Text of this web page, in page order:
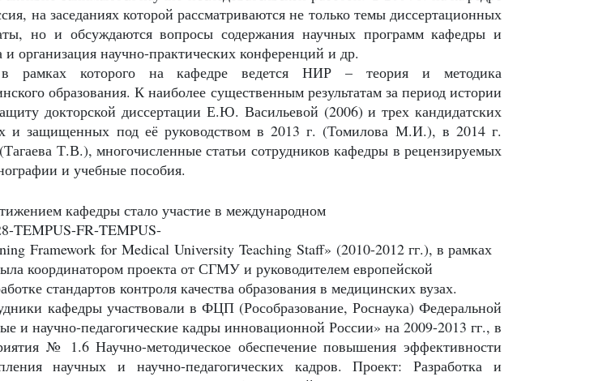
на заседаниях которой рассматриваются не только темы диссертационных
но и обсуждаются вопросы содержания научных программ кафедры и
и организация научно-практических конференций и др.
в рамках которого на кафедре ведется НИР – теория и методика
образования. К наиболее существенным результатам за период истории
докторской диссертации Е.Ю. Васильевой (2006) и трех кандидатских
и защищенных под её руководством в 2013 г. (Томилова М.И.), в 2014 г.
Т.В.), многочисленные статьи сотрудников кафедры в рецензируемых
и учебные пособия.
кафедры стало участие в международном
TEMPUS-FR-TEMPUS-
Framework for Medical University Teaching Staff» (2010-2012 гг.), в рамках
координатором проекта от СГМУ и руководителем европейской
стандартов контроля качества образования в медицинских вузах.
кафедры участвовали в ФЦП (Рособразование, Роснаука) Федеральной
и научно-педагогические кадры инновационной России» на 2009-2013 гг., в
№ 1.6 Научно-методическое обеспечение повышения эффективности
научных и научно-педагогических кадров. Проект: Разработка и